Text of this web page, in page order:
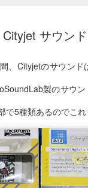
Cityjet サウン
、Cityjetのサウン
製のサウ
で5種類あるのでこれ